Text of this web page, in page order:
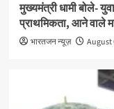
मुख्यमंत्री धामी बोले-
प्राथमिकता, आने वाले
भारतजन न्यूज़ August